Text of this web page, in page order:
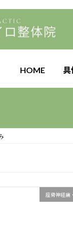
HOME 具
座骨神経痛